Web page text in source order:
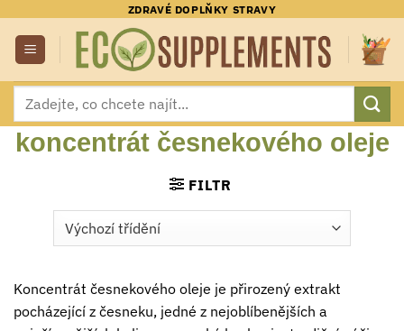
obsah
ZDRAVÉ DOPLŇKY STRAVY
Hledat:
koncentrát česnekového oleje
FILTR
Koncentrát česnekového oleje je přirozený extrakt
pocházející z česneku, jedné z nejoblíbenějších a